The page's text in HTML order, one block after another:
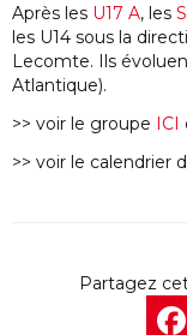
Après les U17 A, les
les U14 sous la
Lecomte. Ils
Atlantique).
>> voir le groupe ICI
>> voir le calendrier